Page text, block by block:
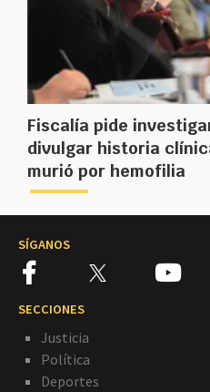
Fiscalía pide
divulgar historia
murió por hemofilia
SÍGANOS
SECCIONES
Justicia
Política
Deportes